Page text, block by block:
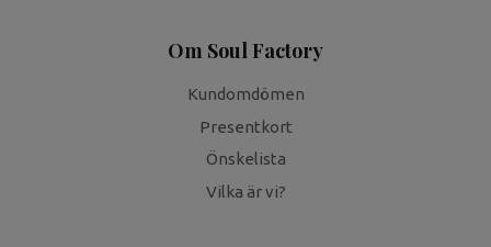
Om Soul Factory
Kundomdömen
Presentkort
Önskelista
Vilka är vi?